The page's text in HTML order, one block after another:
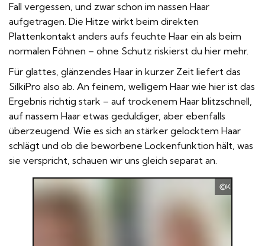
Fall vergessen, und zwar schon im nassen Haar
aufgetragen. Die Hitze wirkt beim direkten
Plattenkontakt anders aufs feuchte Haar ein als beim
normalen Föhnen – ohne Schutz riskierst du hier mehr.
Für glattes, glänzendes Haar in kurzer Zeit liefert das
SilkiPro also ab. An feinem, welligem Haar wie hier ist das
Ergebnis richtig stark – auf trockenem Haar blitzschnell,
auf nassem Haar etwas geduldiger, aber ebenfalls
überzeugend. Wie es sich an stärker gelocktem Haar
schlägt und ob die beworbene Lockenfunktion hält, was
sie verspricht, schauen wir uns gleich separat an.
Kramer